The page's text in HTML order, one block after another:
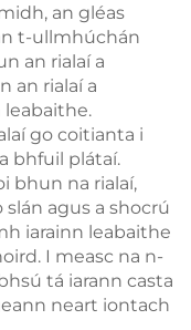
an gléas
t-ullmhúchán
an rialaí a
an rialaí a
leabaithe.
go coitianta i
bhfuil plátaí.
bhun na rialaí,
agus a shocrú
iarainn leabaithe
I measc na n-
tá iarann casta
neart iontach